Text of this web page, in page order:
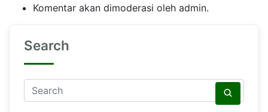
Komentar akan dimoderasi oleh admin.
Search